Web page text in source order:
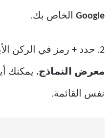
Google الخاص بك.
2. حدد + رمز في الركن
معرض النماذج. يمكنك
نفس القائمة.